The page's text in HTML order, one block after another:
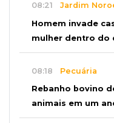
08:21 Jardim
Homem invade
mulher dentro do
08:18 Pecuária
Rebanho bovino
animais em um